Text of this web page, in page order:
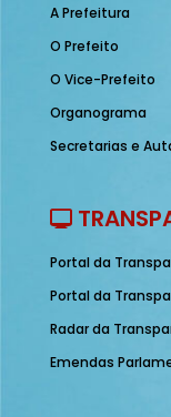
A Prefeitura
O Prefeito
O Vice-Prefeito
Organograma
Secretarias e
Portal da
Portal da
Radar da
Emendas